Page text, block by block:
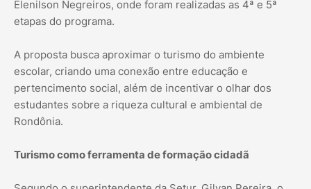
Elenilson Negreiros, onde foram realizadas as 4ª e 5ª
etapas do programa.
A proposta busca aproximar o turismo do ambiente
escolar, criando uma conexão entre educação e
pertencimento social, além de incentivar o olhar dos
estudantes sobre a riqueza cultural e ambiental de
Rondônia.
Turismo como ferramenta de formação cidadã